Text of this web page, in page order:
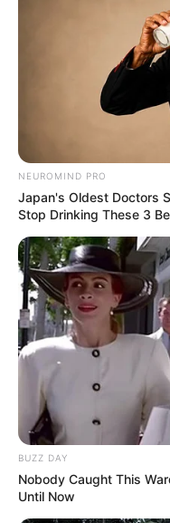
história...
Agente
visitas
Terceiro
4,61
Motos e
passo a
PLP 185
ACS e
no seu
NEUROMIND PRO
Japan's Oldest Doctors
Stop Drinking These 3
BUZZ DAY
Nobody Caught This
Until Now